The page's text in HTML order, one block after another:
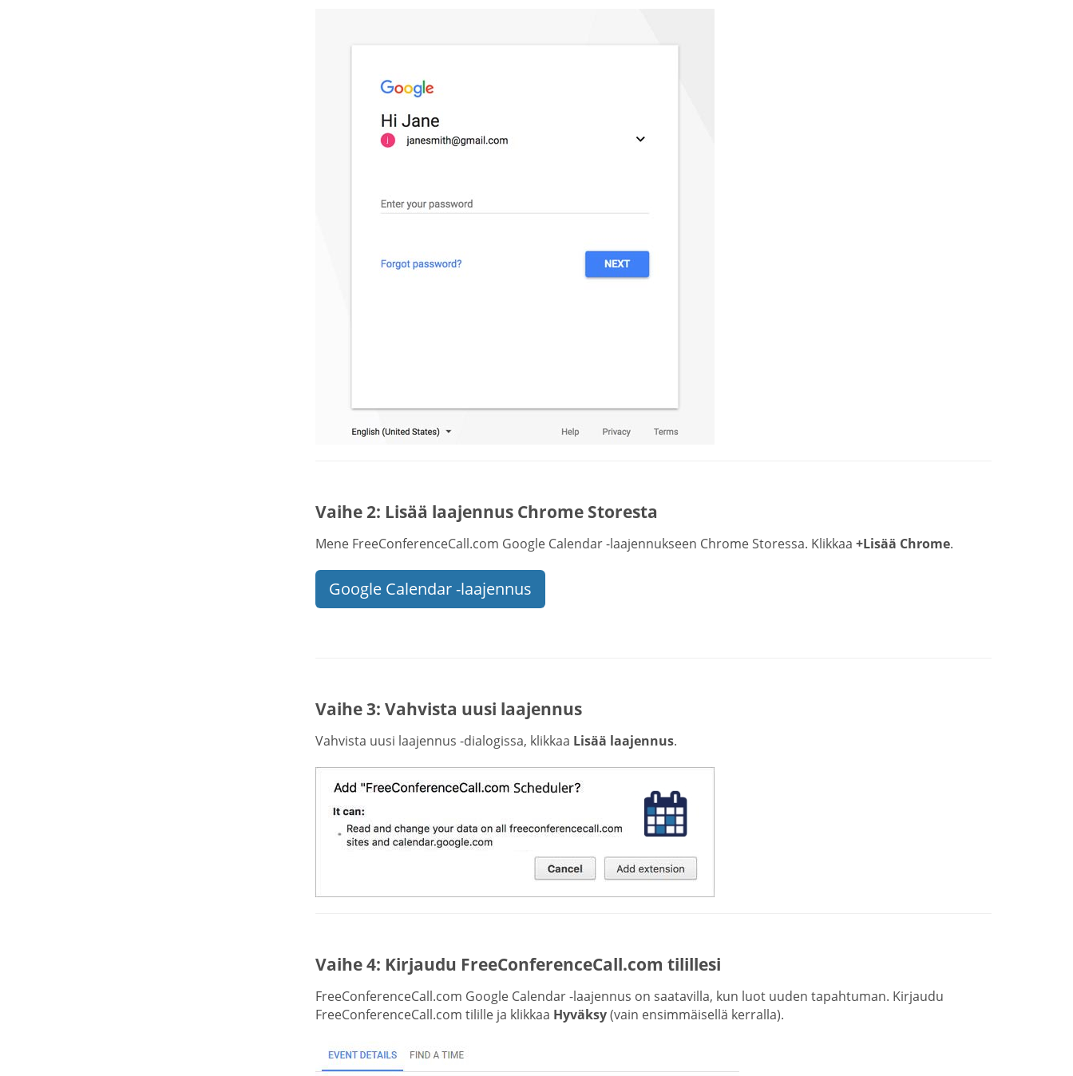
Vaihe 2: Lisää laajennus Chrome Storesta
Mene FreeConferenceCall.com Google Calendar -laajennukseen Chrome Storessa. Klikkaa +Lisää Chrome.
Google Calendar -laajennus
Vaihe 3: Vahvista uusi laajennus
Vahvista uusi laajennus -dialogissa, klikkaa Lisää laajennus.
Vaihe 4: Kirjaudu FreeConferenceCall.com tilillesi
FreeConferenceCall.com Google Calendar -laajennus on saatavilla, kun luot uuden tapahtuman. Kirjaudu
FreeConferenceCall.com tilille ja klikkaa Hyväksy(vain ensimmäisellä kerralla).